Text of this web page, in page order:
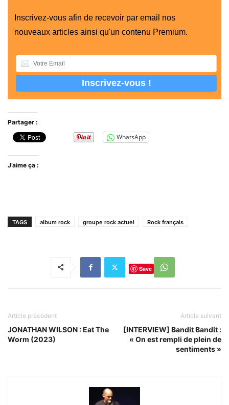
Inscrivez-vous afin de recevoir par email nos
nouveaux articles ainsi qu'un contenu Premium.
Partager :
WhatsApp
J’aime ça :
TAGS album rock groupe rock actuel Rock français
Save
Article précédent
JONATHAN WILSON : Eat The
Worm (2023)
Article suivant
[INTERVIEW] Bandit Bandit :
« On est rempli de plein de
sentiments »